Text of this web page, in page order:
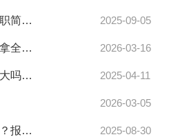
华中农业大学自考专升本求职简历优化技巧全揭秘？ 2025-09-05
湖北中级会计资格证书怎么拿全揭秘 2026-03-16
湖北自考科目有哪些？难度大吗？最新报考指南来了！ 2025-04-11
2026-03-05
湖北自考学历培训怎么报名？报名流程全解析！ 2025-08-30